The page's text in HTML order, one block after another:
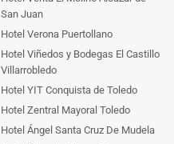
San Juan
Hotel Verona Puertollano
Hotel Viñedos y Bodegas El Castillo
Villarrobledo
Hotel YIT Conquista de Toledo
Hotel Zentral Mayoral Toledo
Hotel Ángel Santa Cruz De Mudela